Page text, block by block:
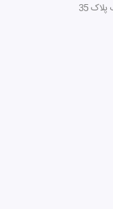
35